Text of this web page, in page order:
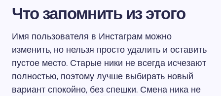
Что запомнить из этого
Имя пользователя в Инстаграм можно
изменить, но нельзя просто удалить и оставить
пустое место. Старые ники не всегда исчезают
полностью, поэтому лучше выбирать новый
вариант спокойно, без спешки. Смена ника не